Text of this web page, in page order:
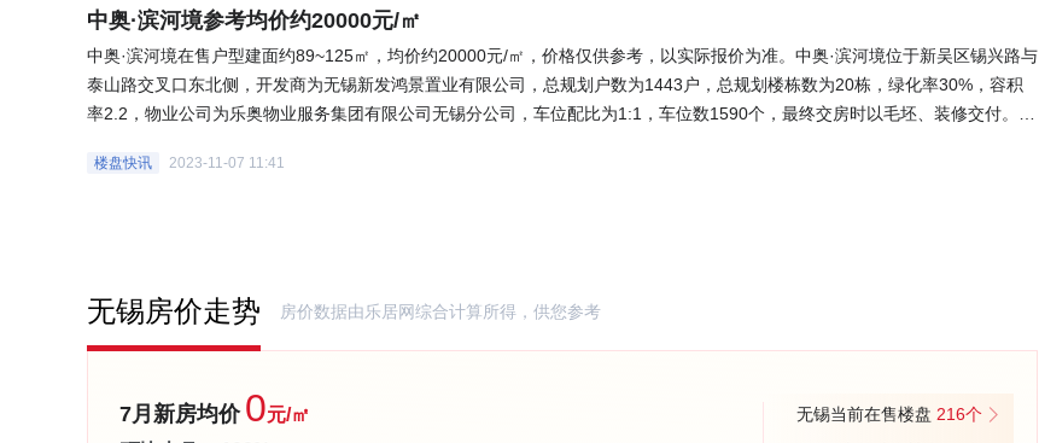
中奥·滨河境参考均价约20000元/㎡
中奥·滨河境在售户型建面约89~125㎡，均价约20000元/㎡，价格仅供参考，以实际报价为准。中奥·滨河境位于新吴区锡兴路与
泰山路交叉口东北侧，开发商为无锡新发鸿景置业有限公司，总规划户数为1443户，总规划楼栋数为20栋，绿化率30%，容积
率2.2，物业公司为乐奥物业服务集团有限公司无锡分公司，车位配比为1:1，车位数1590个，最终交房时以毛坯、装修交付。了
楼盘快讯 2023-11-07 11:41
无锡房价走势 房价数据由乐居网综合计算所得，供您参考
7月新房均价 0元/㎡
无锡当前在售楼盘 216个